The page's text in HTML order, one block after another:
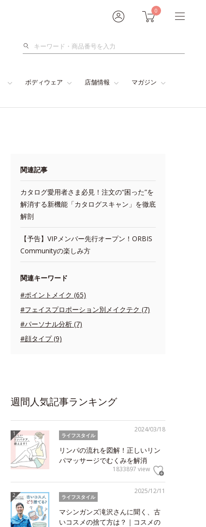
0
検
ボディウェア 店舗情報 マガジン
関連記事
カタログ愛用者さま必見！注文の“困った”を
解消する新機能「カタログスキャン」を徹底
解剖
【予告】VIPメンバー先行オープン！ORBIS
Communityの楽しみ方
関連キーワード
#ポイントメイク (65)
#フェイスプロポーション別メイクテク (7)
#パーソナル分析 (7)
#顔タイプ (9)
週間人気記事ランキング
2024/03/18
ライフスタイル
リンパの流れを図解！正しいリン
パマッサージでむくみを解消
1833897 view
2025/12/11
ライフスタイル
マシンガンズ滝沢さんに聞く、古
いコスメの捨て方は？｜コスメの